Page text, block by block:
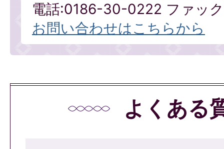
電話:0186-30-0222 ファッ
お問い合わせはこちらから
よくある